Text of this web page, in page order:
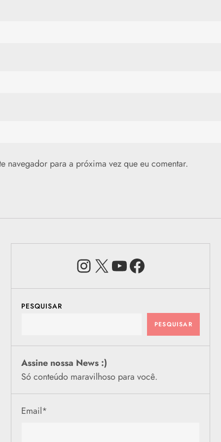
navegador para a próxima vez que eu comentar.
Instagram
X Youtube
PESQUISAR
PESQUISAR
Assine nossa News :)
Só conteúdo maravilhoso para você.
Email*